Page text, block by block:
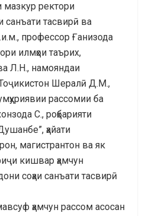
мазкур ректори
тасвирӣ ва
профессор Ғанизода
илмҳои таърих,
Л.Н., намояндаи
Шералӣ Д.М.,
рассомии ба
С., роҳбарияти
ҳайати
магистрантон ва як
кишвар ҳамчун
соҳаи санъати тасвирӣ
ҳамчун рассом асосан